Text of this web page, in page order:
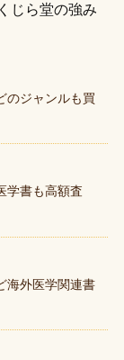
じら堂の強み
のジャンルも買
学書も高額査
海外医学関連書